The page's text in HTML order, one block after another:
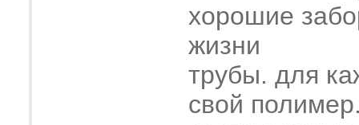
хорошие
жизни
трубы. для
свой